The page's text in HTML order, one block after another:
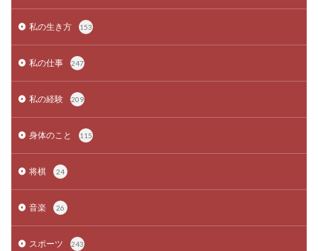
私の生き方 153
私の仕事 247
私の経験 209
身体のこと 115
将棋 24
音楽 26
スポーツ 243